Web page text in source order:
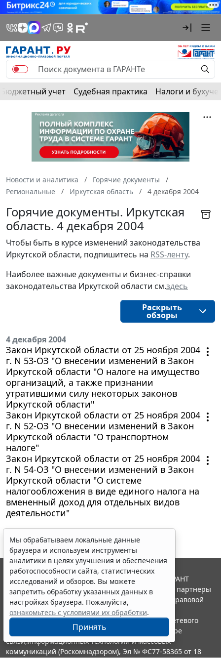
Бюджетный учет Судебная практика Налоги и
Новости и аналитика
Горячие документы
Региональные
Иркутская область 4 декабря 2004
Горячие документы. Иркутская
область. 4 декабря 2004
Чтобы быть в курсе изменений законодательства
Иркутской области, подпишитесь на RSS-ленту.
Наиболее важные документы и бизнес-справки
законодательства Иркутской области см.здесь
Раскрыть
обзоры
4 декабря 2004
Закон Иркутской области от 25 ноября 2004
г. N 53-ОЗ "О внесении изменений в Закон
Иркутской области "О налоге на имущество
организаций, а также признании
утратившими силу некоторых законов
Иркутской области"
Закон Иркутской области от 25 ноября 2004
г. N 52-ОЗ "О внесении изменений в Закон
Иркутской области "О транспортном
налоге"
Закон Иркутской области от 25 ноября 2004
г. N 54-ОЗ "О внесении изменений в Закон
Иркутской области "О системе
налогообложения в виде единого налога на
вмененный доход для отдельных видов
деятельности"
Мы обрабатываем локальные данные
браузера и используем инструменты
аналитики в целях улучшения и обеспечения
работоспособности сайта, статистических
исследований и обзоров. Вы можете
запретить обработку указанных данных в
настройках браузера. Пожалуйста,
ознакомьтесь с условиями их обработки.
Принять
© ООО "НПП "ГАРАНТ-СЕРВИС", 2026. Система ГАРАНТ
выпускается с 1990 года. Компания "Гарант" и ее партнеры
являются участниками Российской ассоциации правовой
информации ГАРАНТ.
Портал ГАРАНТ.РУ зарегистрирован в качестве сетевого
издания Федеральной службой по надзору в сфере
связи,информационных технологий и массовых
коммуникаций (Роскомнадзором), Эл № ФС77-58365 от 18